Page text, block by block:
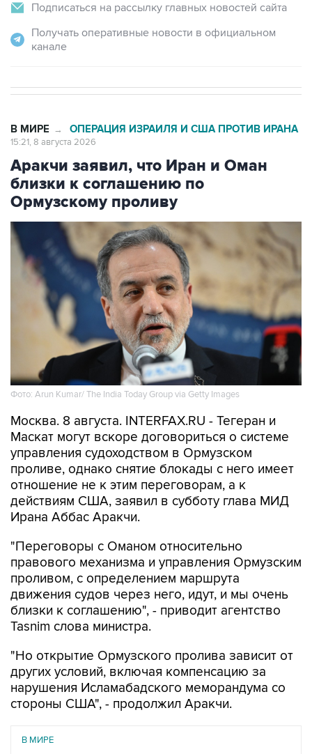
Подписаться на рассылку главных новостей сайта
Получать оперативные новости в официальном
канале
В МИРЕ → ОПЕРАЦИЯ ИЗРАИЛЯ И США ПРОТИВ ИРАНА
15:21, 8 августа 2026
Аракчи заявил, что Иран и Оман
близки к соглашению по
Ормузскому проливу
Фото: Arun Kumar/ The India Today Group via Getty Images
Москва. 8 августа. INTERFAX.RU - Тегеран и
Маскат могут вскоре договориться о системе
управления судоходством в Ормузском
проливе, однако снятие блокады с него имеет
отношение не к этим переговорам, а к
действиям США, заявил в субботу глава МИД
Ирана Аббас Аракчи.
"Переговоры с Оманом относительно
правового механизма и управления Ормузским
проливом, с определением маршрута
движения судов через него, идут, и мы очень
близки к соглашению", - приводит агентство
Tasnim слова министра.
"Но открытие Ормузского пролива зависит от
других условий, включая компенсацию за
нарушения Исламабадского меморандума со
стороны США", - продолжил Аракчи.
В МИРЕ